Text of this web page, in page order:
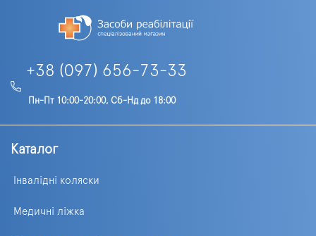
+38 (097) 656-73-33
Пн-Пт 10:00-20:00, Сб-Нд до 18:00
Каталог
Інвалідні коляски
Медичні ліжка